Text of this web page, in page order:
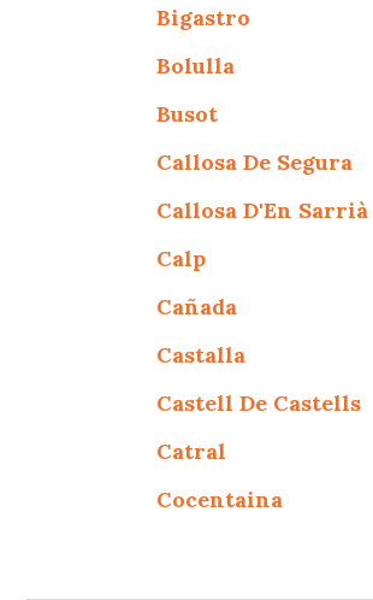
Bigastro
Bolulla
Busot
Callosa De Segura
Callosa D'En Sarrià
Calp
Cañada
Castalla
Castell De Castells
Catral
Cocentaina